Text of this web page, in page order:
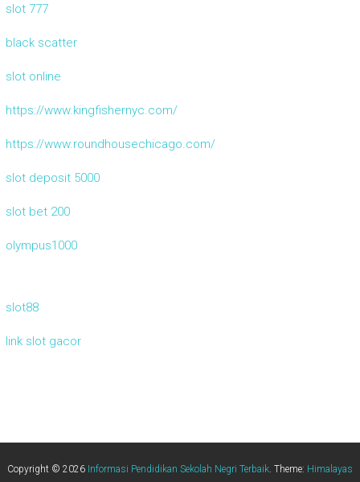
slot 777
black scatter
slot online
https://www.kingfishernyc.com/
https://www.roundhousechicago.com/
slot deposit 5000
slot bet 200
olympus1000
slot88
link slot gacor
Copyright © 2026 Informasi Pendidikan Sekolah Negri Terbaik. Theme: Himalayas